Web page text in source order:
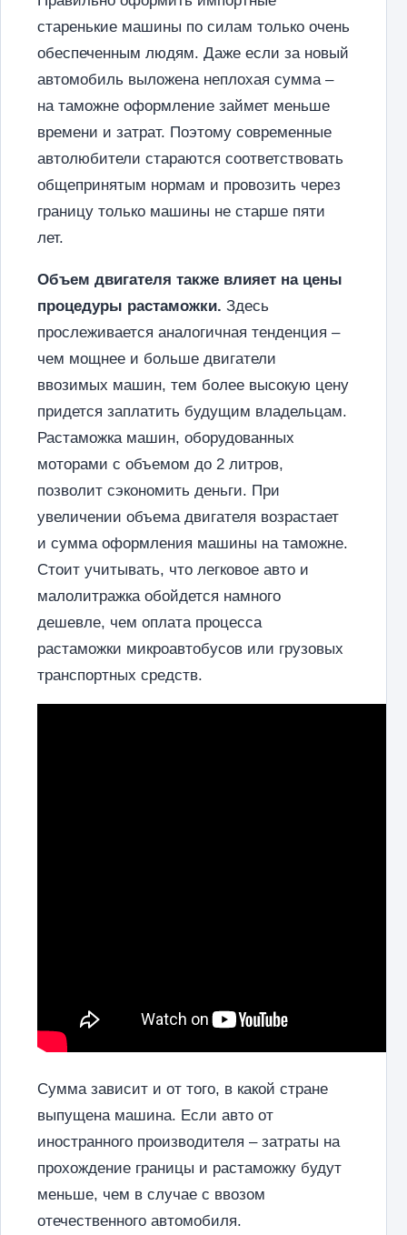
старенькие машины по силам только очень
обеспеченным людям. Даже если за новый
автомобиль выложена неплохая сумма –
на таможне оформление займет меньше
времени и затрат. Поэтому современные
автолюбители стараются соответствовать
общепринятым нормам и провозить через
границу только машины не старше пяти
лет.
Объем двигателя также влияет на цены
процедуры растаможки. Здесь
прослеживается аналогичная тенденция –
чем мощнее и больше двигатели
ввозимых машин, тем более высокую цену
придется заплатить будущим владельцам.
Растаможка машин, оборудованных
моторами с объемом до 2 литров,
позволит сэкономить деньги. При
увеличении объема двигателя возрастает
и сумма оформления машины на таможне.
Стоит учитывать, что легковое авто и
малолитражка обойдется намного
дешевле, чем оплата процесса
растаможки микроавтобусов или грузовых
транспортных средств.
Сумма зависит и от того, в какой стране
выпущена машина. Если авто от
иностранного производителя – затраты на
прохождение границы и растаможку будут
меньше, чем в случае с ввозом
отечественного автомобиля.